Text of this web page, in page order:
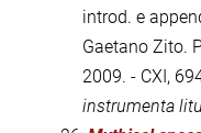
introd. e
Gaetano Zito.
2009. - CXI,
instrumenta